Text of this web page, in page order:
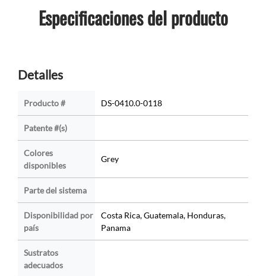
Especificaciones del producto
Detalles
Producto # DS-0410.0-0118
Patente #(s)
Colores
disponibles
Grey
Parte del sistema
Disponibilidad por
país
Costa Rica, Guatemala, Honduras,
Panama
Sustratos
adecuados